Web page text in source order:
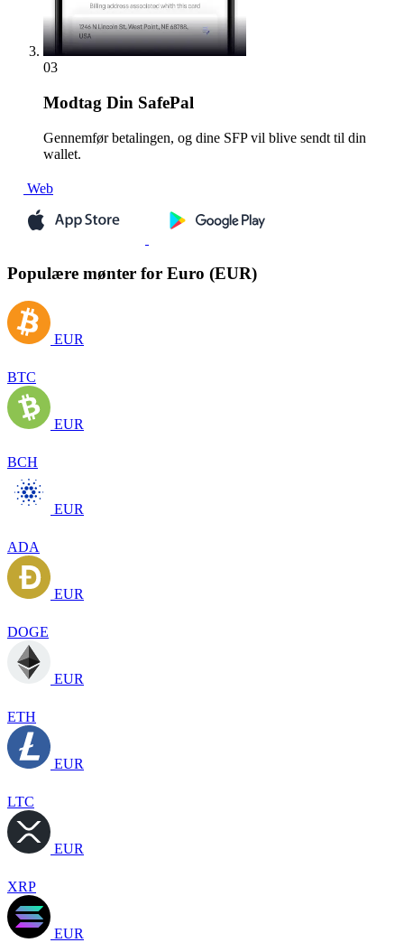
03
Modtag Din SafePal
Gennemfør betalingen, og dine SFP vil blive sendt til din
wallet.
Web
Populære mønter for Euro (EUR)
EUR
BTC
EUR
BCH
EUR
ADA
EUR
DOGE
EUR
ETH
EUR
LTC
EUR
XRP
EUR